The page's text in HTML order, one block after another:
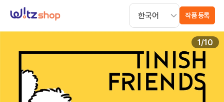
작품 등록
1/10